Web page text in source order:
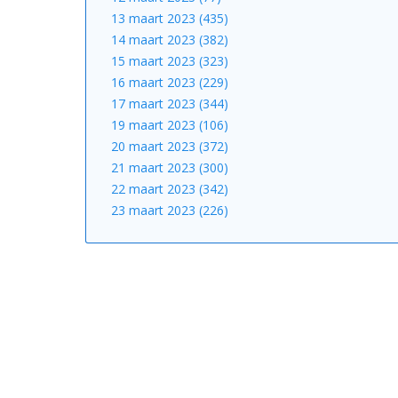
13 maart 2023 (435)
14 maart 2023 (382)
15 maart 2023 (323)
16 maart 2023 (229)
17 maart 2023 (344)
19 maart 2023 (106)
20 maart 2023 (372)
21 maart 2023 (300)
22 maart 2023 (342)
23 maart 2023 (226)